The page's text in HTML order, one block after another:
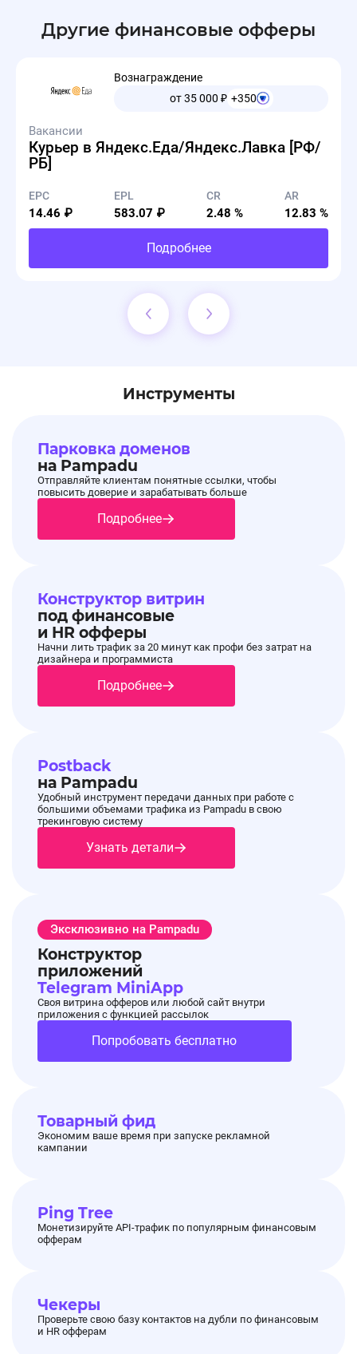
Другие финансовые офферы
Вознаграждение
от 35 000 ₽ +350
Вакансии
Курьер в Яндекс.Еда/Яндекс.Лавка [РФ/
РБ]
EPC
14.46 ₽
EPL
583.07 ₽
CR
2.48 %
AR
12.83 %
Подробнее
Инструменты
Парковка доменов
на Pampadu
Отправляйте клиентам понятные ссылки, чтобы
повысить доверие и зарабатывать больше
Подробнее
Конструктор витрин
под финансовые
и HR офферы
Начни лить трафик за 20 минут как профи без затрат на
дизайнера и программиста
Подробнее
Postback
на Pampadu
Удобный инструмент передачи данных при работе с
большими объемами трафика из Pampadu в свою
трекинговую систему
Узнать детали
Эксклюзивно на Pampadu
Конструктор
приложений
Telegram MiniApp
Своя витрина офферов или любой сайт внутри
приложения с функцией рассылок
Попробовать бесплатно
Товарный фид
Экономим ваше время при запуске рекламной
кампании
Ping Tree
Монетизируйте API-трафик по популярным финансовым
офферам
Чекеры
Проверьте свою базу контактов на дубли по финансовым
и HR офферам